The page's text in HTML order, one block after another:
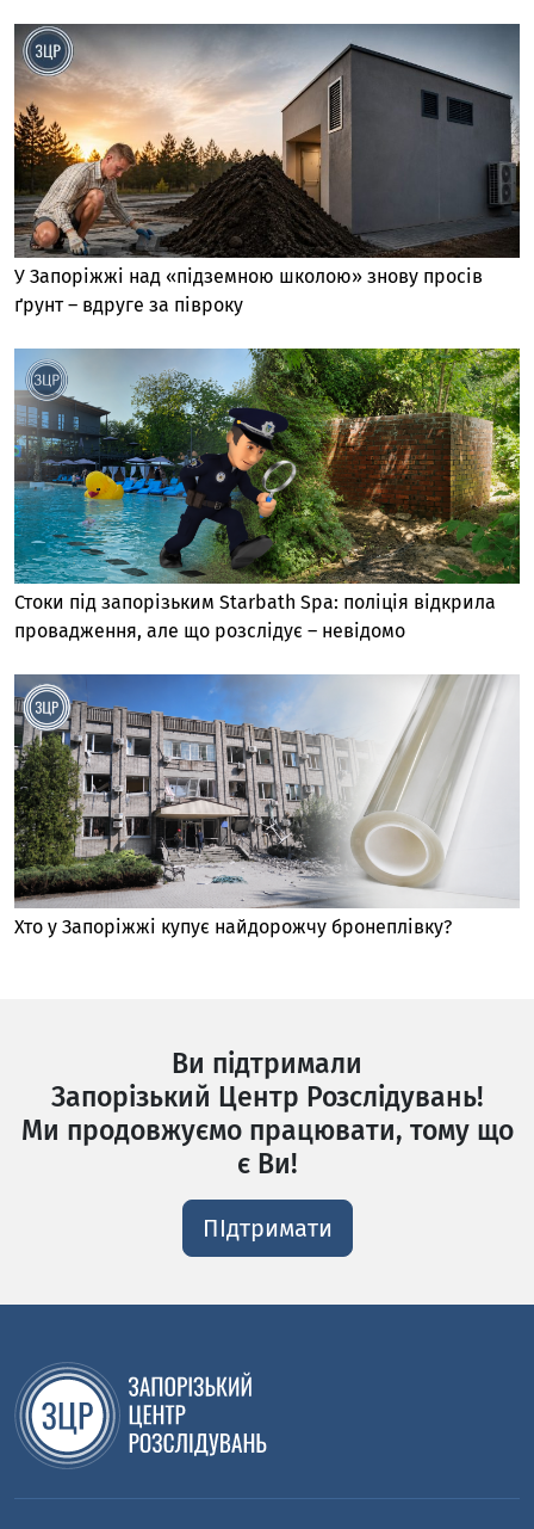
У Запоріжжі над «підземною школою» знову просів
ґрунт – вдруге за півроку
Стоки під запорізьким Starbath Spa: поліція відкрила
провадження, але що розслідує – невідомо
Хто у Запоріжжі купує найдорожчу бронеплівку?
Ви підтримали
Запорізький Центр Розслідувань!
Ми продовжуємо працювати, тому що
є Ви!
ПІдтримати